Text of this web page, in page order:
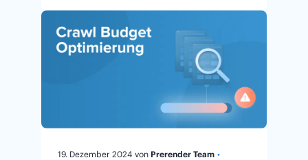
19. Dezember 2024 von Prerender Team •